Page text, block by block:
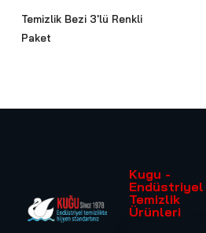
Temizlik Bezi 3'lü Renkli
Paket
Kugu -
Endüstriyel
Temizlik
Ürünleri